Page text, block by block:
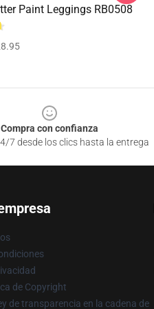
Paint Leggings RB0508
Compra con confianza
7 desde los clics hasta la entrega
de Copyright
de transparencia en la cadena de